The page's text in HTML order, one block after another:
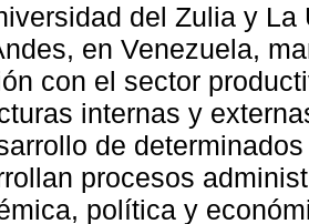
del Zulia y La
en Venezuela,
con el sector
internas y
de
procesos
política y